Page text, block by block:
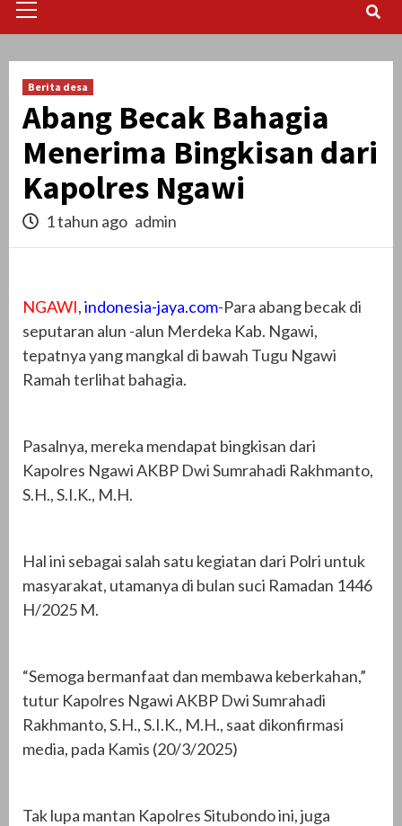
Menu
Berita desa
Abang Becak Bahagia
Menerima Bingkisan dari
Kapolres Ngawi
1 tahun ago admin
NGAWI,indonesia-jaya.com-Para abang becak di
seputaran alun -alun Merdeka Kab. Ngawi,
tepatnya yang mangkal di bawah Tugu Ngawi
Ramah terlihat bahagia.
Pasalnya, mereka mendapat bingkisan dari
Kapolres Ngawi AKBP Dwi Sumrahadi Rakhmanto,
S.H., S.I.K., M.H.
Hal ini sebagai salah satu kegiatan dari Polri untuk
masyarakat, utamanya di bulan suci Ramadan 1446
H/2025 M.
“Semoga bermanfaat dan membawa keberkahan,”
tutur Kapolres Ngawi AKBP Dwi Sumrahadi
Rakhmanto, S.H., S.I.K., M.H., saat dikonfirmasi
media, pada Kamis (20/3/2025)
Tak lupa mantan Kapolres Situbondo ini, juga